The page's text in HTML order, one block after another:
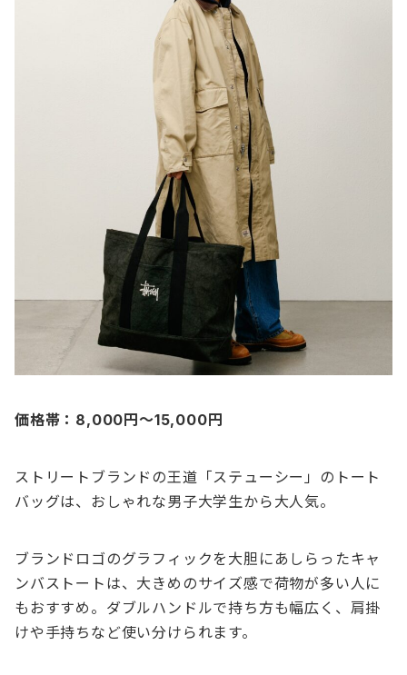
価格帯：8,000円〜15,000円
ストリートブランドの王道「ステューシー」のトート
バッグは、おしゃれな男子大学生から大人気。
ブランドロゴのグラフィックを大胆にあしらったキャ
ンバストートは、大きめのサイズ感で荷物が多い人に
もおすすめ。ダブルハンドルで持ち方も幅広く、肩掛
けや手持ちなど使い分けられます。